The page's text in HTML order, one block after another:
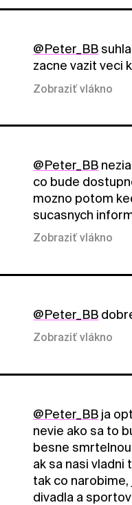
@Peter_BB
zacne vazit veci
Zobraziť vlákno
@Peter_BB
co bude
mozno potom
sucasnych
Zobraziť vlákno
@Peter_BB
Zobraziť vlákno
@Peter_BB ja
nevie ako sa to
besne
ak sa nasi vladni
tak co
divadla a